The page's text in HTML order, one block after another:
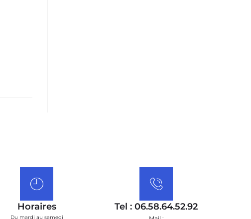
Horaires
Du mardi au samedi
Tel : 06.58.64.52.92